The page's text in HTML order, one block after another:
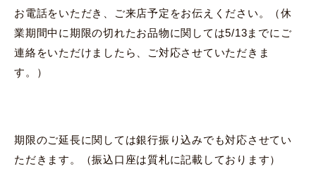
お電話をいただき、ご来店予定をお伝えください。（休
業期間中に期限の切れたお品物に関しては5/13までにご
連絡をいただけましたら、ご対応させていただきま
す。）
期限のご延長に関しては銀行振り込みでも対応させてい
ただきます。（振込口座は質札に記載しております）